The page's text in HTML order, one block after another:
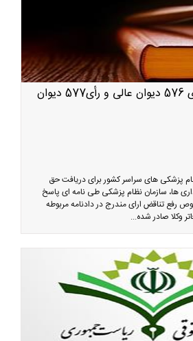
لازم الاتباع بودن رأی 576 دیوان عالی و رأی577 دیوان
پزشکی های سراسر کشور برای دریافت حق
ها، سازمان نظام پزشکی طی نامه ای پاسخ
در خصوص رفع تناقض ارای مندرج در دادنامه مربوطه
وکلا صادر شده...